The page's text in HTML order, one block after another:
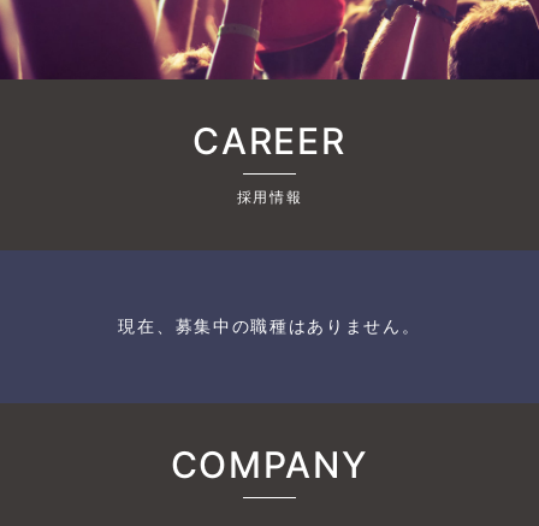
CAREER
採用情報
現在、募集中の職種はありません。
COMPANY